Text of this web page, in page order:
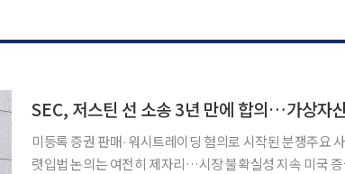
미등록 증권 판매·워시트레이딩 혐의로 시작된 분쟁주요
렷입법 논의는 여전히 제자리…시장 불확실성 지속 미국 증권거래위원회(SEC)가 가상자산